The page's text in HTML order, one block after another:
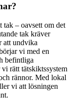
– oavsett om det
tak kräver
att undvika
vi med en
befintliga
rätt tätskiktssystem
rännor. Med lokal
vi att lösningen